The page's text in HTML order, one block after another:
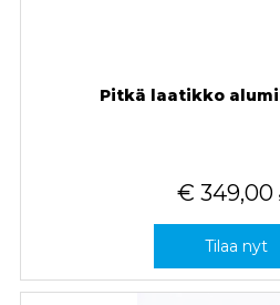
Pitkä laatikko
€ 349,00
Tilaa nyt